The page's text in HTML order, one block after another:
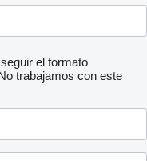
el formato
trabajamos con este